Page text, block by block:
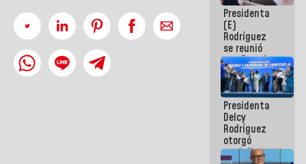
Presidenta
(E)
Rodríguez
se reunió
con Estado
Mayor
Eléctrico
para
abordar
planes de
acción
Presidenta
Delcy
Rodríguez
otorgó
medalla